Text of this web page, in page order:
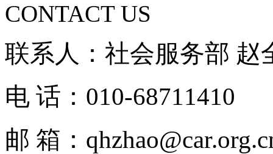
CONTACT US
联系人 ： 社会服务部 赵
电 话 ： 010-68711410
邮 箱 ：